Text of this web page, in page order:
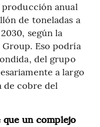
anual
de toneladas a
según la
Eso podría
del grupo
a largo
de cobre del
que un complejo